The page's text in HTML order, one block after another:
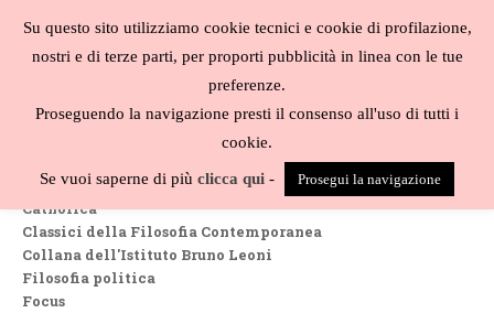
contenuto
Collane
Biblioteca di studi filosofici
Catholica
Classici della Filosofia Contemporanea
Collana dell'Istituto Bruno Leoni
Filosofia politica
Focus
Su questo sito utilizziamo cookie tecnici e cookie di profilazione,
nostri e di terze parti, per proporti pubblicità in linea con le tue
preferenze.
Proseguendo la navigazione presti il consenso all'uso di tutti i
cookie.
Se vuoi saperne di più clicca qui - Prosegui la navigazione